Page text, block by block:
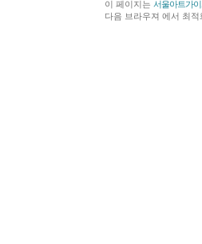
이 페이지는 서울아트가이
다음 브라우져 에서 최